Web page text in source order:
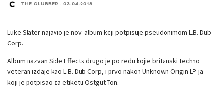
THE CLUBBER · 03.04.2018
Luke Slater najavio je novi album koji potpisuje pseudonimom L.B. Dub
Corp.
Album nazvan Side Effects drugo je po redu kojie britanski techno
veteran izdaje kao L.B. Dub Corp, i prvo nakon Unknown Origin LP-ja
koji je potpisao za etiketu Ostgut Ton.